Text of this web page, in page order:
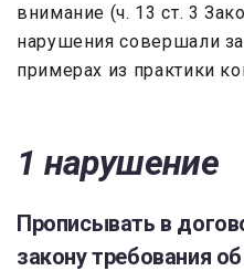
внимание (ч. 13 ст. 3
нарушения совершали
примерах из практики
1 нарушение
Прописывать в
закону требования